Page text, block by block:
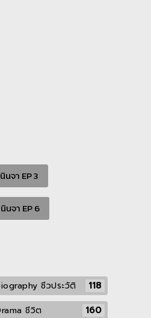
จา EP 3
จา EP 6
ชีวประวัติ 118
ชีวิต 160